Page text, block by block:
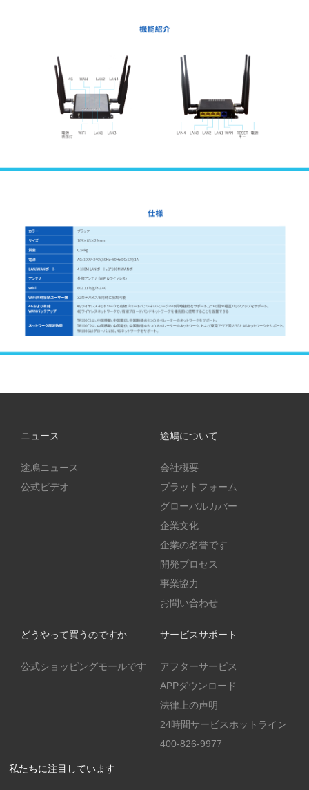
ニュース
途鳩ニュース
公式ビデオ
途鳩について
会社概要
プラットフォーム
グローバルカバー
企業文化
企業の名誉です
開発プロセス
事業協力
お問い合わせ
どうやって買うのですか
公式ショッピングモールです
サービスサポート
アフターサービス
APPダウンロード
法律上の声明
24時間サービスホットライン
400-826-9977
私たちに注目しています